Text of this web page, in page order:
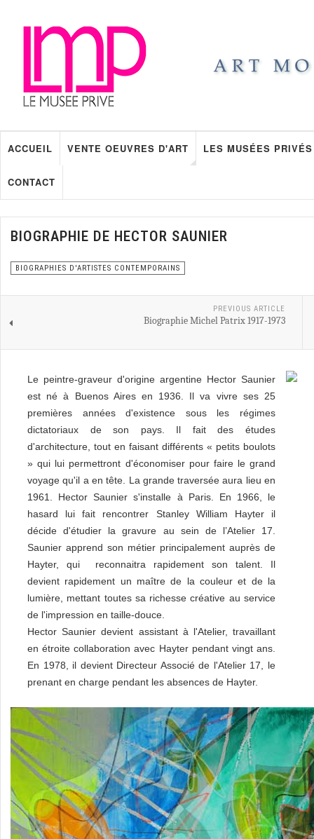
ACCUEIL VENTE OEUVRES D'ART LES MUSÉES PRIVÉS
CONTACT
BIOGRAPHIE DE HECTOR SAUNIER
BIOGRAPHIES D'ARTISTES CONTEMPORAINS
PREVIOUS ARTICLE
Biographie Michel Patrix 1917-1973
Le peintre-graveur d'origine argentine Hector Saunier
est né à Buenos Aires en 1936. Il va vivre ses 25
premières années d'existence sous les régimes
dictatoriaux de son pays. Il fait des études
d'architecture, tout en faisant différents « petits boulots
» qui lui permettront d'économiser pour faire le grand
voyage qu'il a en tête. La grande traversée aura lieu en
1961. Hector Saunier s'installe à Paris. En 1966, le
hasard lui fait rencontrer Stanley William Hayter il
décide d'étudier la gravure au sein de l’Atelier 17.
Saunier apprend son métier principalement auprès de
Hayter, qui reconnaitra rapidement son talent. Il
devient rapidement un maître de la couleur et de la
lumière, mettant toutes sa richesse créative au service
de l'impression en taille-douce.
Hector Saunier devient assistant à l'Atelier, travaillant
en étroite collaboration avec Hayter pendant vingt ans.
En 1978, il devient Directeur Associé de l'Atelier 17, le
prenant en charge pendant les absences de Hayter.